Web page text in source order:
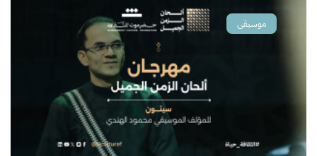
موسيقى